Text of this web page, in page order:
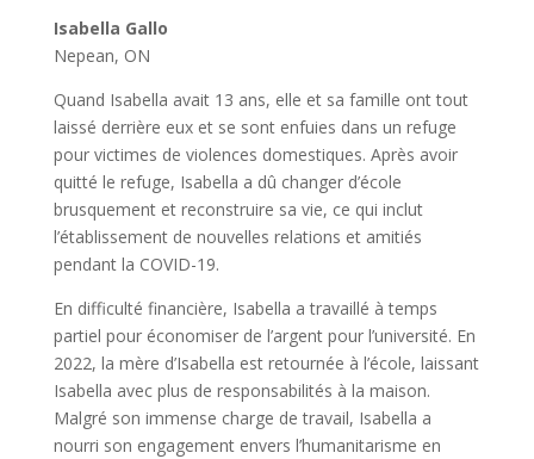
Isabella Gallo
Nepean, ON
Quand Isabella avait 13 ans, elle et sa famille ont tout
laissé derrière eux et se sont enfuies dans un refuge
pour victimes de violences domestiques. Après avoir
quitté le refuge, Isabella a dû changer d’école
brusquement et reconstruire sa vie, ce qui inclut
l’établissement de nouvelles relations et amitiés
pendant la COVID-19.
En difficulté financière, Isabella a travaillé à temps
partiel pour économiser de l’argent pour l’université. En
2022, la mère d’Isabella est retournée à l’école, laissant
Isabella avec plus de responsabilités à la maison.
Malgré son immense charge de travail, Isabella a
nourri son engagement envers l’humanitarisme en